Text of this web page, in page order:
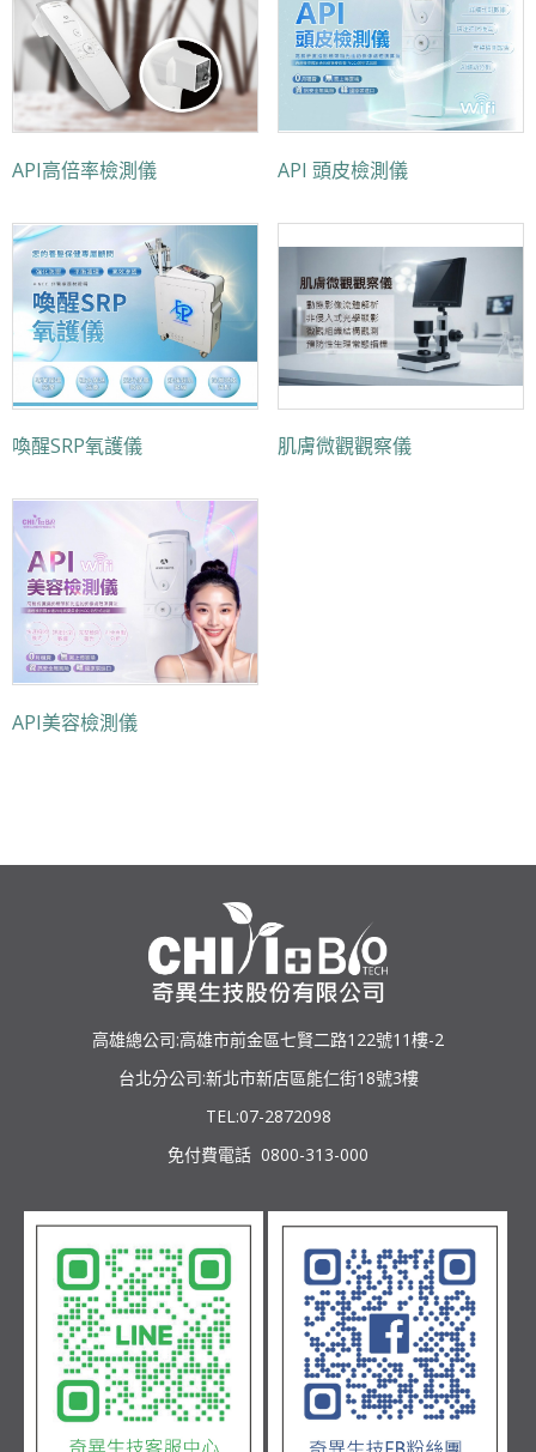
API高倍率檢測儀 API 頭皮檢測儀
喚醒SRP氧護儀 肌膚微觀觀察儀
API美容檢測儀
高雄總公司:高雄市前金區七賢二路122號11樓-2
台北分公司:新北市新店區能仁街18號3樓
TEL:07-2872098
免付費電話 0800-313-000